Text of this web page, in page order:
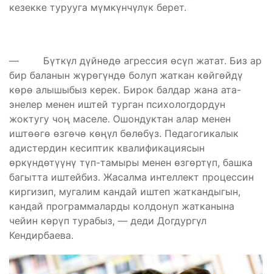
кезекке турууга мүмкүнчүлүк берет.
— Бүткүл дүйнөдө агрессия өсүп жатат. Биз ар
бир баланын жүрөгүндө болуп жаткан көйгөйдү
көрө алышыбыз керек. Бирок балдар жана ата-
энелер менен иштей турган психологдордун
жоктугу чоң маселе. Ошондуктан алар менен
иштөөгө өзгөчө көңүл бөлөбүз. Педагогикалык
адистердин кесиптик квалификациясын
өркүндөтүүнү түп-тамыры менен өзгөртүп, башка
багытта иштейбиз. Жасалма интеллект процессин
киргизип, мугалим кандай иштеп жаткандыгын,
кандай программаларды колдонуп жатканына
чейин көрүп турабыз, — деди Догдургүл
Кендирбаева.